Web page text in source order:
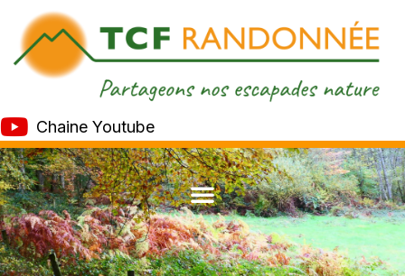
Chaine Youtube